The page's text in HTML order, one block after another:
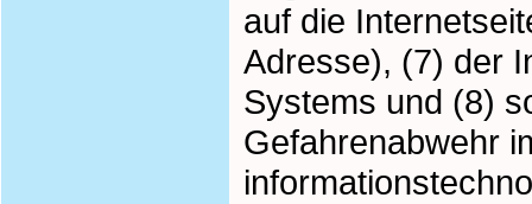
auf die
Adresse), (7) der
Systems und (8)
Gefahrenabwehr